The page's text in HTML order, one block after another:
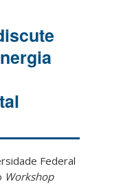
Federal
Workshop